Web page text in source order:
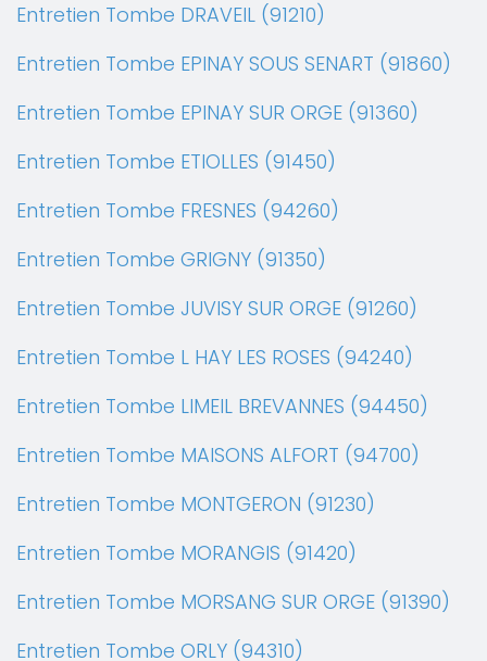
Entretien Tombe DRAVEIL (91210)
Entretien Tombe EPINAY SOUS SENART (91860)
Entretien Tombe EPINAY SUR ORGE (91360)
Entretien Tombe ETIOLLES (91450)
Entretien Tombe FRESNES (94260)
Entretien Tombe GRIGNY (91350)
Entretien Tombe JUVISY SUR ORGE (91260)
Entretien Tombe L HAY LES ROSES (94240)
Entretien Tombe LIMEIL BREVANNES (94450)
Entretien Tombe MAISONS ALFORT (94700)
Entretien Tombe MONTGERON (91230)
Entretien Tombe MORANGIS (91420)
Entretien Tombe MORSANG SUR ORGE (91390)
Entretien Tombe ORLY (94310)